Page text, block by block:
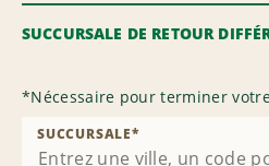
SUCCURSALE DE RETOUR
*Nécessaire pour terminer
SUCCURSALE*